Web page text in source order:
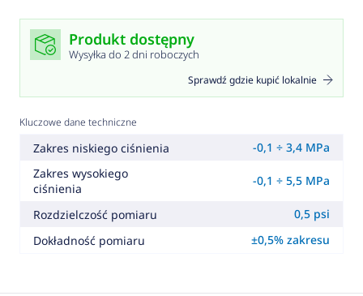
Produkt dostępny
Wysyłka do 2 dni roboczych
Sprawdź gdzie kupić lokalnie
Kluczowe dane techniczne
Zakres niskiego ciśnienia
-0,1 ÷ 3,4 MPa
Zakres wysokiego
ciśnienia
-0,1 ÷ 5,5 MPa
Rozdzielczość pomiaru
0,5 psi
Dokładność pomiaru
±0,5% zakresu